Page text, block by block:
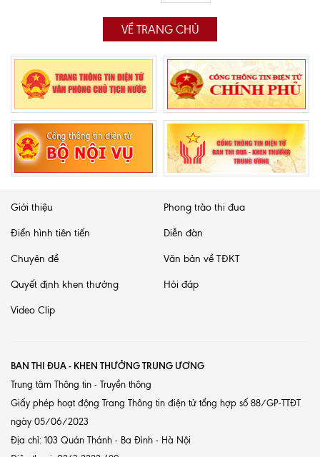
VỀ TRANG CHỦ
Giới thiệu Phong trào thi đua
Điển hình tiên tiến Diễn đàn
Chuyên đề Văn bản về TĐKT
Quyết định khen thưởng Hỏi đáp
Video Clip
BAN THI ĐUA - KHEN THƯỞNG TRUNG ƯƠNG
Trung tâm Thông tin - Truyền thông
Giấy phép hoạt động Trang Thông tin điện tử tổng hợp số 88/GP-TTĐT
ngày 05/06/2023
Địa chỉ: 103 Quán Thánh - Ba Đình - Hà Nội